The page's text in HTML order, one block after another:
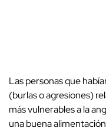
Las personas que
(burlas o agresiones)
más vulnerables a la
una buena